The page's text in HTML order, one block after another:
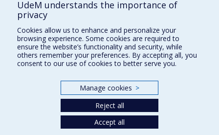
Who does what?
Find us
Site map
Accessibility
UdeM understands the importance of
privacy
Cookies allow us to enhance and personalize your
browsing experience. Some cookies are required to
ensure the website’s functionality and security, while
others remember your preferences. By accepting all, you
consent to our use of cookies to better serve you.
Manage cookies >
Reject all
Accept all